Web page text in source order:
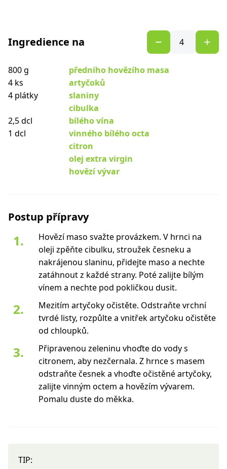
Ingredience na
800 g
předního hovězího masa
4 ks
artyčoků
4 plátky
slaniny
cibulka
2,5 dcl
bílého vína
1 dcl
vinného bílého octa
citron
olej extra virgin
hovězí vývar
Postup přípravy
Hovězí maso svažte provázkem. V hrnci na
oleji zpěňte cibulku, stroužek česneku a
nakrájenou slaninu, přidejte maso a nechte
zatáhnout z každé strany. Poté zalijte bílým
vínem a nechte pod pokličkou dusit.
Mezitím artyčoky očistěte. Odstraňte vrchní
tvrdé listy, rozpůlte a vnitřek artyčoku očistěte
od chloupků.
Připravenou zeleninu vhoďte do vody s
citronem, aby nezčernala. Z hrnce s masem
odstraňte česnek a vhoďte očistěné artyčoky,
zalijte vinným octem a hovězím vývarem.
Pomalu duste do měkka.
TIP: